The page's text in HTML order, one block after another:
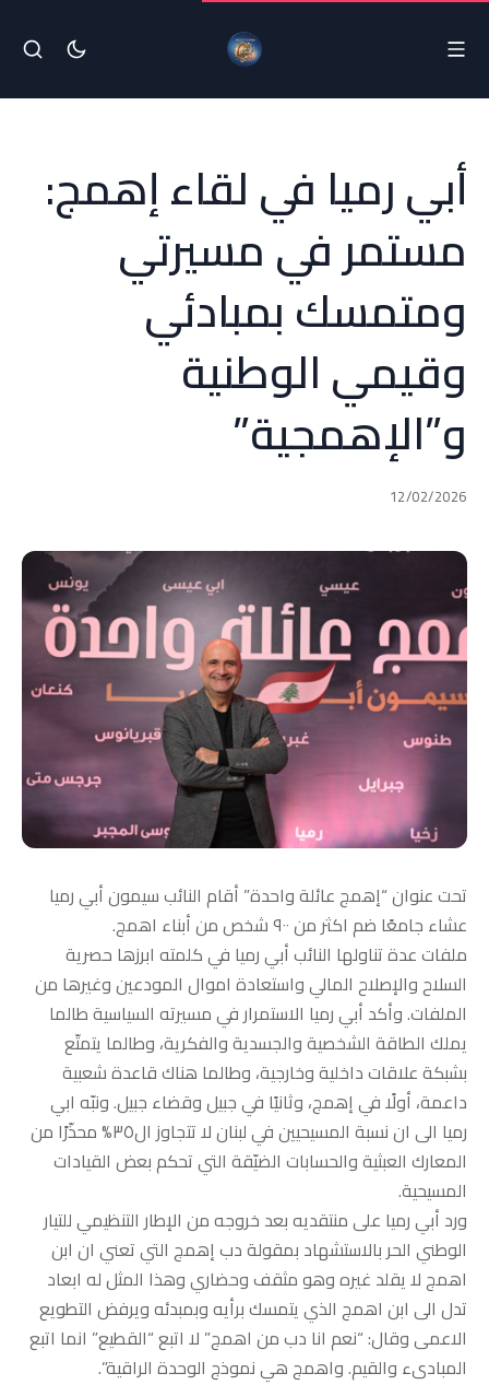
أبي رميا في لقاء إهمج:
مستمر في مسيرتي
ومتمسك بمبادئي
وقيمي الوطنية
و”الإهمجية”
12/02/2026
تحت عنوان “إهمج عائلة واحدة” أقام النائب سيمون أبي رميا
عشاء جامعًا ضم اكثر من ٩٠٠ شخص من أبناء اهمج.
ملفات عدة تناولها النائب أبي رميا في كلمته ابرزها حصرية
السلاح والإصلاح المالي واستعادة اموال المودعين وغيرها من
الملفات. وأكد أبي رميا الاستمرار في مسيرته السياسية طالما
يملك الطاقة الشخصية والجسدية والفكرية، وطالما يتمتّع
بشبكة علاقات داخلية وخارجية، وطالما هناك قاعدة شعبية
داعمة، أولًا في إهمج، وثانيًا في جبيل وقضاء جبيل. ونبّه ابي
رميا الى ان نسبة المسيحيين في لبنان لا تتجاوز ال٣٥% محذّرًا من
المعارك العبثية والحسابات الضيّقة التي تحكم بعض القيادات
المسيحية.
ورد أبي رميا على منتقديه بعد خروجه من الإطار التنظيمي للتيار
الوطني الحر بالاستشهاد بمقولة دب إهمج التي تعني ان ابن
اهمج لا يقلد غيره وهو مثقف وحضاري وهذا المثل له ابعاد
تدل الى ابن اهمج الذي يتمسك برأيه وبمبدئه ويرفض التطويع
الاعمى وقال: “نعم انا دب من اهمج” لا اتبع “القطيع” انما اتبع
المبادىء والقيم. واهمج هي نموذج الوحدة الراقية”.